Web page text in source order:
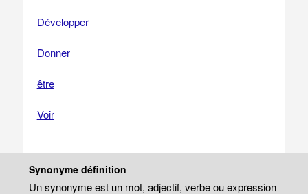
Développer
Donner
être
Voir
Synonyme définition
Un synonyme est un mot, adjectif, verbe ou expression